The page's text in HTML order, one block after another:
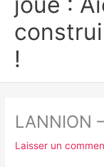
!
LANNION
Laisser un